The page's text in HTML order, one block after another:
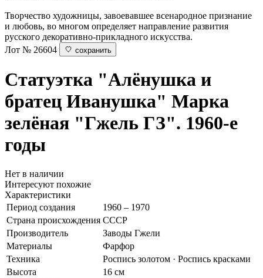
Творчество художницы, завоевавшее всенародное признание
и любовь, во многом определяет направление развития
русского декоративно-прикладного искусства.
Лот № 26604
сохранить
Статуэтка "Алёнушка и
братец Иванушка" Марка
зелёная "Гжель ГЗ". 1960-е
годы
Нет в наличии
Интересуют похожие
Характеристики
Период создания
1960 – 1970
Страна происхождения СССР
Производитель
Заводы Гжели
Материалы
Фарфор
Техника
Роспись золотом · Роспись красками
Высота
16 см